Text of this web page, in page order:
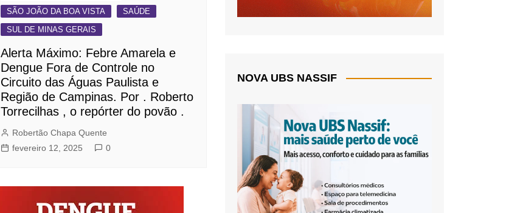
SÃO JOÃO DA BOA VISTA
SAÚDE
SUL DE MINAS GERAIS
Alerta Máximo: Febre Amarela e
Dengue Fora de Controle no
Circuito das Águas Paulista e
Região de Campinas. Por . Roberto
Torrecilhas , o repórter do povão .
Robertão Chapa Quente
fevereiro 12, 2025
0
NOVA UBS NASSIF